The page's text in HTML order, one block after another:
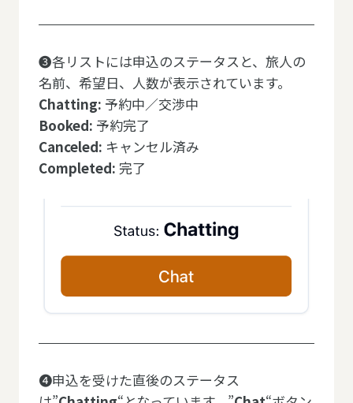
❸各リストには申込のステータスと、旅人の
名前、希望日、人数が表示されています。
Chatting: 予約中／交渉中
Booked: 予約完了
Canceled: キャンセル済み
Completed: 完了
❹申込を受けた直後のステータス